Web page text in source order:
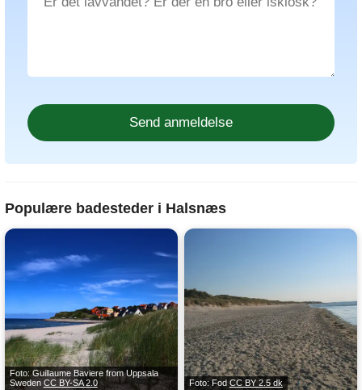
Populære badesteder i Halsnæs
Foto: Guillaume Baviere from Uppsala
Sweden CC BY-SA 2.0 Foto: Fod CC BY 2.5 dk